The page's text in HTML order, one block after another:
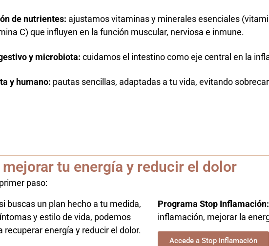
de nutrientes: ajustamos vitaminas y minerales esenciales
C) que influyen en la función muscular, nerviosa e inmune.
y microbiota: cuidamos el intestino como eje central en la
y humano: pautas sencillas, adaptadas a tu vida, evitando
tu energía y reducir el dolor
paso:
si buscas un plan hecho a tu medida,
y estilo de vida, podemos
energía y reducir el dolor.
Programa Stop Inflamación:
inflamación, mejorar la
Accede a Stop Inflamación